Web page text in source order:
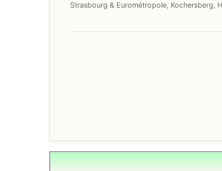
Strasbourg & Eurométropole, Kochersberg,